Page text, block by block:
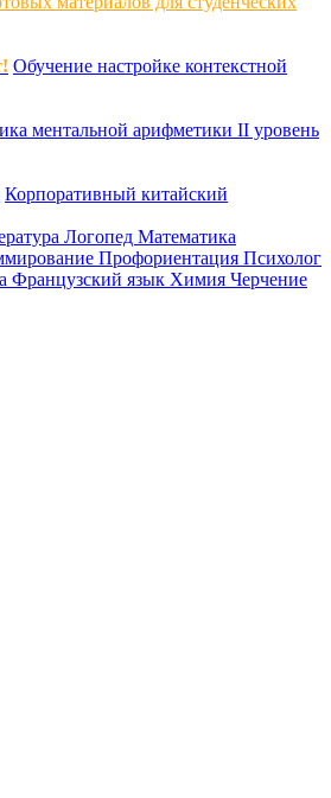
Обучение настройке контекстной
ментальной арифметики II уровень
Корпоративный китайский
Логопед Математика
Профориентация Психолог
Французский язык Химия Черчение